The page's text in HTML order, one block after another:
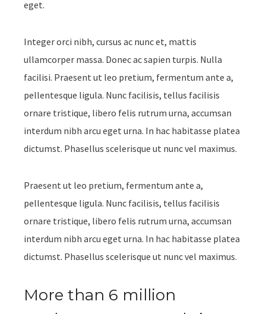
eget.
Integer orci nibh, cursus ac nunc et, mattis
ullamcorper massa. Donec ac sapien turpis. Nulla
facilisi. Praesent ut leo pretium, fermentum ante a,
pellentesque ligula. Nunc facilisis, tellus facilisis
ornare tristique, libero felis rutrum urna, accumsan
interdum nibh arcu eget urna. In hac habitasse platea
dictumst. Phasellus scelerisque ut nunc vel maximus.
Praesent ut leo pretium, fermentum ante a,
pellentesque ligula. Nunc facilisis, tellus facilisis
ornare tristique, libero felis rutrum urna, accumsan
interdum nibh arcu eget urna. In hac habitasse platea
dictumst. Phasellus scelerisque ut nunc vel maximus.
More than 6 million